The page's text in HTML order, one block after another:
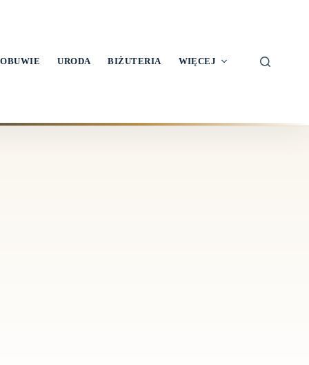
OBUWIE URODA BIŻUTERIA WIĘCEJ